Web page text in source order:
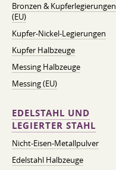
Bronzen & Kupferlegierungen
(EU)
Kupfer-Nickel-Legierungen
Kupfer Halbzeuge
Messing Halbzeuge
Messing (EU)
EDELSTAHL UND
LEGIERTER STAHL
Nicht-Eisen-Metallpulver
Edelstahl Halbzeuge